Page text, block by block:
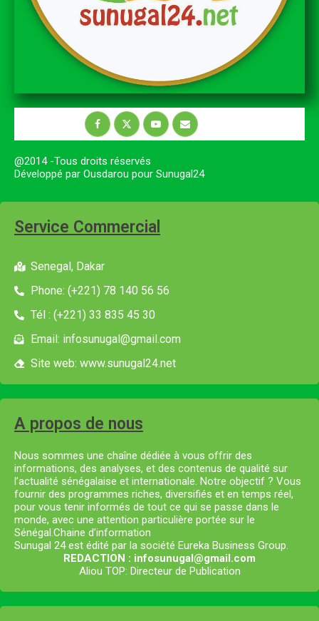
@2014 -Tous droits réservés
Développé par Ousdarou pour Sunugal24
Service Commercial
Senegal, Dakar
Phone: (+221) 78 140 56 56
Tél : (+221) 33 835 45 30
Email: infosunugal@gmail.com
Site web: www.sunugal24.net
A propos de nous
Nous sommes une chaîne dédiée à vous offrir des
informations, des analyses, et des contenus de qualité sur
l’actualité sénégalaise et internationale. Notre objectif ? Vous
fournir des programmes riches, diversifiés et en temps réel,
pour vous tenir informés de tout ce qui se passe dans le
monde, avec une attention particulière portée sur le
Sénégal.Chaine d’information
Sunugal 24 est édité par la société Eureka Business Group.
REDACTION : infosunugal@gmail.com
Aliou TOP: Directeur de Publication